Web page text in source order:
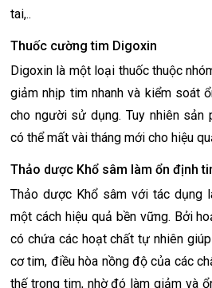
tai,..
Thuốc cường tim Digoxin
Digoxin là một loại thuốc thuộc
giảm nhịp tim nhanh và kiểm soát
cho người sử dụng. Tuy nhiên sản
có thể mất vài tháng mới cho hiệu
Thảo dược Khổ sâm làm ổn định
Thảo dược Khổ sâm với tác dụng
một cách hiệu quả bền vững. Bởi
có chứa các hoạt chất tự nhiên
cơ tim, điều hòa nồng độ của các
thế trong tim, nhờ đó làm giảm và